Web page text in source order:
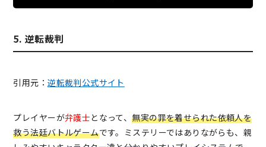
5. 逆転裁判
引用元：逆転裁判公式サイト
プレイヤーが弁護士となって、無実の罪を着せられた依頼人を
救う法廷バトルゲームです。ミステリーではありながらも、親